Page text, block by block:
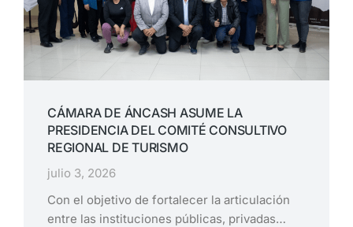
CÁMARA DE ÁNCASH ASUME LA
PRESIDENCIA DEL COMITÉ CONSULTIVO
REGIONAL DE TURISMO
julio 3, 2026
Con el objetivo de fortalecer la articulación
entre las instituciones públicas, privadas…